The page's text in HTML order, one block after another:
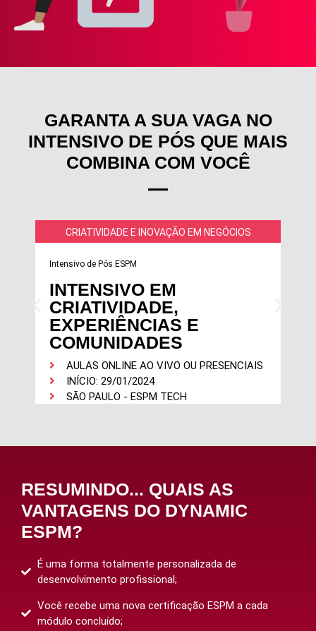
GARANTA A SUA VAGA NO
INTENSIVO DE PÓS QUE MAIS
COMBINA COM VOCÊ
Intensivo de Pós ESPM
CRIATIVIDADE E INOVAÇÃO EM NEGÓCIOS
INTENSIVO EM
CRIATIVIDADE,
EXPERIÊNCIAS E
COMUNIDADES
AULAS ONLINE AO VIVO OU PRESENCIAIS
INÍCIO: 29/01/2024
SÃO PAULO - ESPM TECH
RESUMINDO... QUAIS AS
VANTAGENS DO DYNAMIC
ESPM?
É uma forma totalmente personalizada de
desenvolvimento profissional;
Você recebe uma nova certificação ESPM a cada
módulo concluído;